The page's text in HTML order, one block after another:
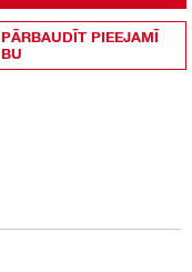
PĀRBAUDĪT PIEEJAMĪ
BU